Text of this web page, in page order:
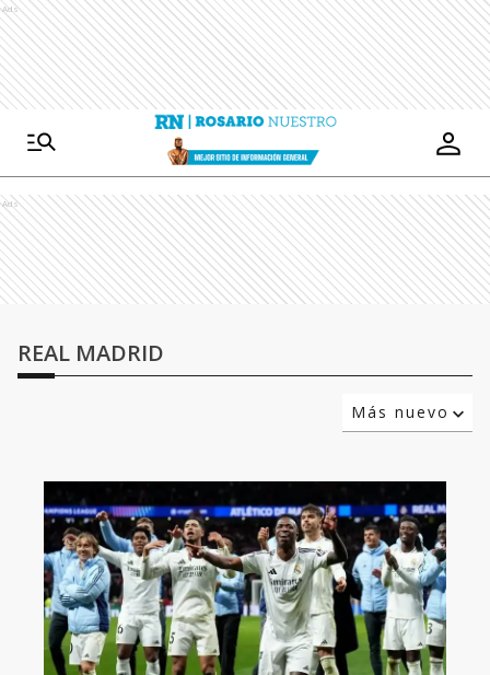
Ads
Ads
REAL MADRID
Más nuevo